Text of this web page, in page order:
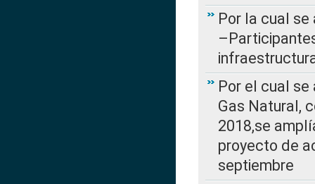
Por la cual se
Por el cual
Gas Natural,
2018,se
proyecto de
septiembre